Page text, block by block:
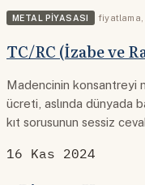
METAL PIYASASI fiyatlama
TC/RC (İzabe ve
Madencinin konsantreyi
ücreti, aslında dünyada
kıt sorusunun sessiz
16 Kas 2024